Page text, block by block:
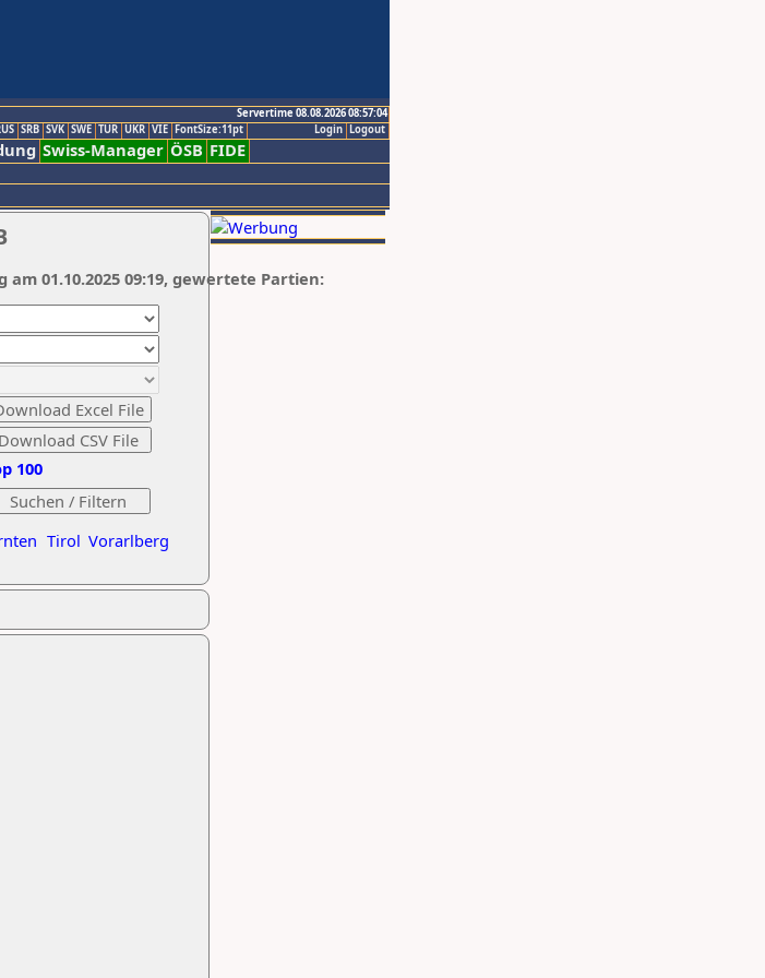
Servertime 08.08.2026 08:57:04
Logout
Login
SRB SVK SWE TUR UKR VIE FontSize:11pt
Swiss-Manager ÖSB FIDE
Tirol Vorarlberg
100
am 01.10.2025 09:19, gewertete Partien: